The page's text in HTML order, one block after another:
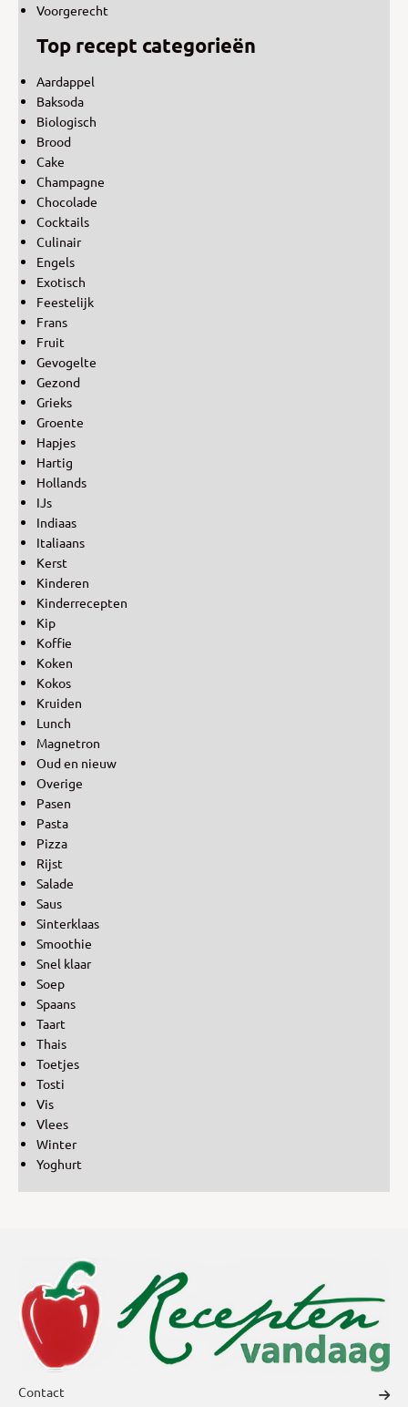
Voorgerecht
Top recept categorieën
Aardappel
Baksoda
Biologisch
Brood
Cake
Champagne
Chocolade
Cocktails
Culinair
Engels
Exotisch
Feestelijk
Frans
Fruit
Gevogelte
Gezond
Grieks
Groente
Hapjes
Hartig
Hollands
IJs
Indiaas
Italiaans
Kerst
Kinderen
Kinderrecepten
Kip
Koffie
Koken
Kokos
Kruiden
Lunch
Magnetron
Oud en nieuw
Overige
Pasen
Pasta
Pizza
Rijst
Salade
Saus
Sinterklaas
Smoothie
Snel klaar
Soep
Spaans
Taart
Thais
Toetjes
Tosti
Vis
Vlees
Winter
Yoghurt
Contact